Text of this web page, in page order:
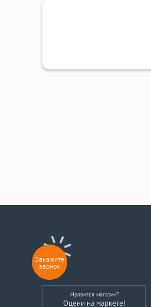
Нравится магазин?
Оцени на маркете!
Закажите